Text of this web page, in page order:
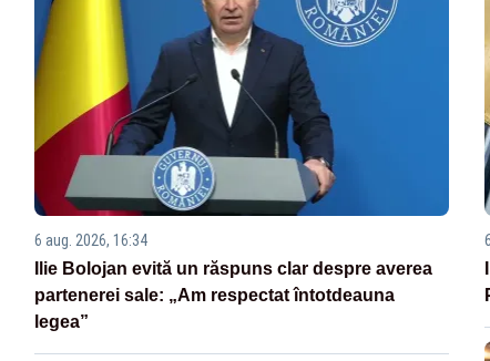
6 aug. 2026, 16:34
Ilie Bolojan evită un răspuns clar despre averea
partenerei sale: „Am respectat întotdeauna
legea”